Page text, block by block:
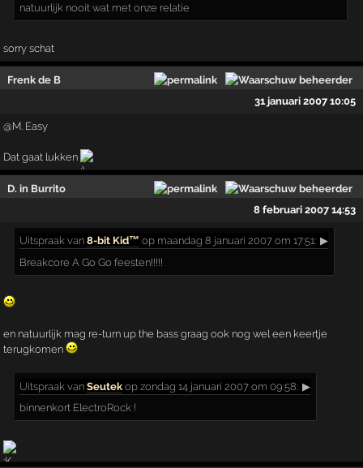
natuurlijk nooit wat met onze relatie
sorry schat
Frenk de B
31 januari 2007 10:05
@M. Easy
Dat gaat lukken
D. in Burrito
8 februari 2007 14:53
Uitspraak van8-bit Kid™ op maandag 8 januari 2007 om 17:51: ▶
Breakcore A Go Go feesten!!!!!
en natuurlijk mag re-turn up the bass graag ook nog wel een keertje
terugkomen
Uitspraak vanSeutek op zondag 14 januari 2007 om 09:58: ▶
binnenkort ElectroRock !